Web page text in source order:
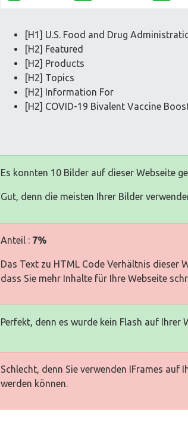
[H1] U.S. Food and Drug
[H2] Featured
[H2] Products
[H2] Topics
[H2] Information For
[H2] COVID-19 Bivalent Vaccine
Es konnten 10 Bilder auf dieser Webseite
Gut, denn die meisten Ihrer Bilder
Anteil : 7%
Das Text zu HTML Code Verhältnis dieser
dass Sie mehr Inhalte für Ihre Webseite
Perfekt, denn es wurde kein Flash auf Ihrer
Schlecht, denn Sie verwenden IFrames
werden können.